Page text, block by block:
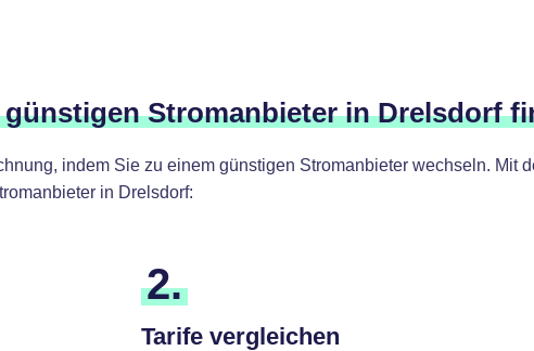
Stromanbieter in Drelsdorf
indem Sie zu einem günstigen Stromanbieter wechseln. Mit
in Drelsdorf:
2.
Tarife vergleichen